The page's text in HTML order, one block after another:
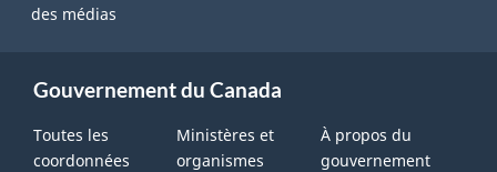
des médias
Gouvernement du Canada
Toutes les
coordonnées
Ministères et
organismes
À propos du
gouvernement